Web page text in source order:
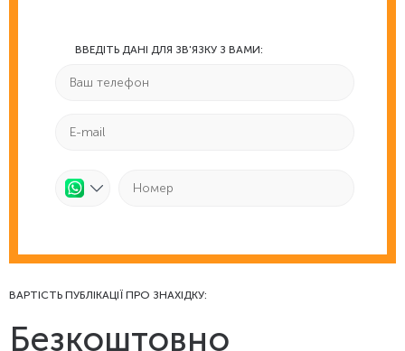
ВВЕДІТЬ ДАНІ ДЛЯ ЗВ'ЯЗКУ З ВАМИ:
ВАРТІСТЬ ПУБЛІКАЦІЇ ПРО ЗНАХІДКУ:
Безкоштовно